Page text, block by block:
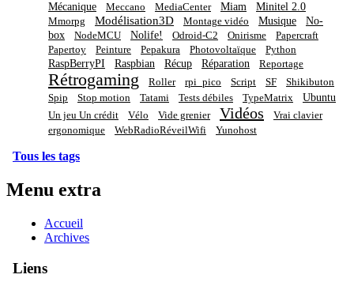
Mécanique Meccano MediaCenter Miam Minitel 2.0
Mmorpg Modélisation3D Montage vidéo Musique
No-
box
NodeMCU Nolife! Odroid-C2 Onirisme
Papercraft
Papertoy
Peinture Pepakura Photovoltaïque Python
RaspBerryPI Raspbian Récup Réparation Reportage
Rétrogaming Roller rpi_pico Script SF
Shikibuton
Spip
Stop motion Tatami Tests débiles TypeMatrix Ubuntu
Un jeu Un crédit Vélo Vide grenier Vidéos
Vrai clavier
ergonomique
WebRadioRéveilWifi Yunohost
Tous les tags
Menu extra
Accueil
Archives
Liens